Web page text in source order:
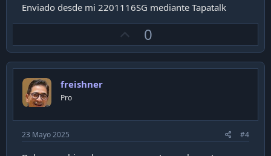
Enviado desde mi 2201116SG mediante Tapatalk
p
v
0
freishner
Pro
23 Mayo 2025 #4